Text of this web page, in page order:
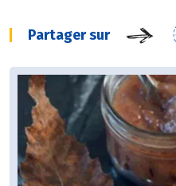
Partager sur